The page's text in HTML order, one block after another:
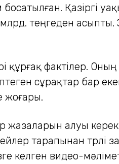
Қазіргі
теңгеден
фактілер.
сұрақтар бар
жоғары.
алуы
тарапынан түрлі
келген видео-